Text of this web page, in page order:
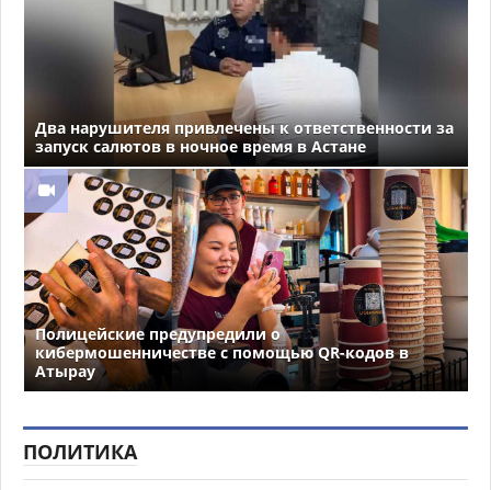
Два нарушителя привлечены к ответственности за
запуск салютов в ночное время в Астане
Полицейские предупредили о
кибермошенничестве с помощью QR-кодов в
Атырау
ПОЛИТИКА